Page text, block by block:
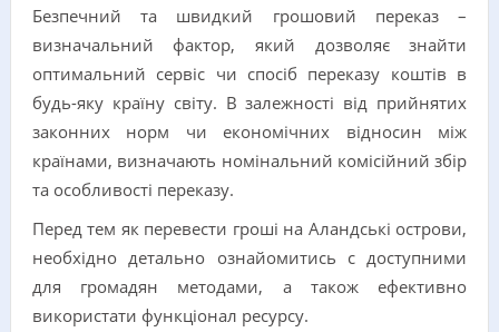
Безпечний та швидкий грошовий переказ –
визначальний фактор, який дозволяє знайти
оптимальний сервіс чи спосіб переказу коштів в
будь-яку країну світу. В залежності від прийнятих
законних норм чи економічних відносин між
країнами, визначають номінальний комісійний збір
та особливості переказу.
Перед тем як перевести гроші на Аландські острови,
необхідно детально ознайомитись с доступними
для громадян методами, а також ефективно
використати функціонал ресурсу.